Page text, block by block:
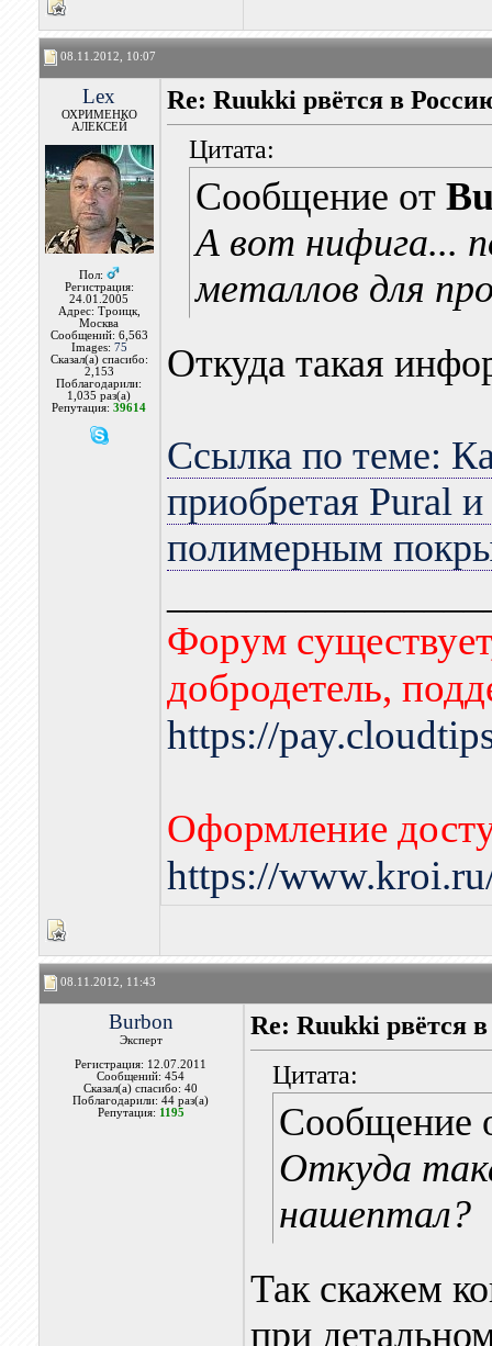
08.11.2012, 10:07
Lex
ОХРИМЕНКО
АЛЕКСЕЙ
Пол:
Регистрация:
24.01.2005
Адрес: Троицк,
Москва
Сообщений: 6,563
Images: 75
Сказал(а) спасибо:
2,153
Поблагодарили:
1,035 раз(а)
Репутация:39614
Re: Ruukki рвётся в
Цитата:
Сообщение от
А вот нифига...
металлов для
Откуда такая
Ссылка по теме:
приобретая Pural
полимерным
Форум
добродетель,
https://
Оформление
https://
08.11.2012, 11:43
Burbon
Эксперт
Регистрация: 12.07.2011
Сообщений: 454
Сказал(а) спасибо: 40
Поблагодарили: 44 раз(а)
Репутация: 1195
Re: Ruukki рвётся
Цитата:
Сообщение
Откуда
нашептал?
Так скажем
при